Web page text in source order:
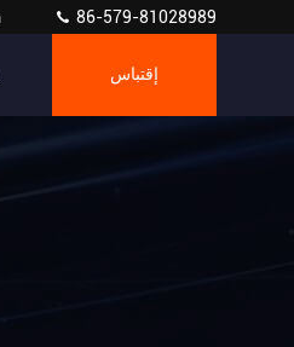
86-579-81028989
إقتباس